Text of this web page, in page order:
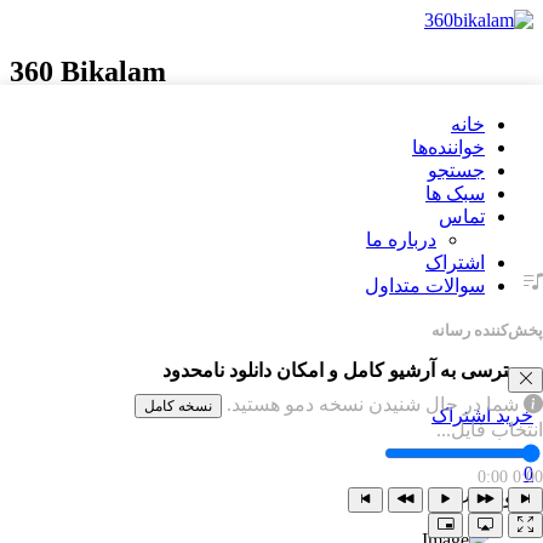
360 Bikalam
خانه
خواننده‌ها
جستجو
سبک ها
تماس
درباره ما
اشتراک
سوالات متداول
دسترسی به آرشیو کامل و امکان دانلود نامحدود
خرید اشتراک
0
ورود | ثبت‌نام
×
پخش‌کننده رسانه
شما در حال شنیدن نسخه دمو هستید. نسخه کامل
انتخاب فایل...
0:00
0:00